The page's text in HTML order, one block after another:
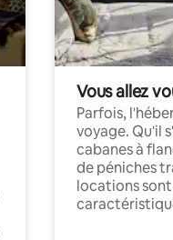
Vous allez
Parfois,
voyage. Qu'il
cabanes à
de péniches
locations